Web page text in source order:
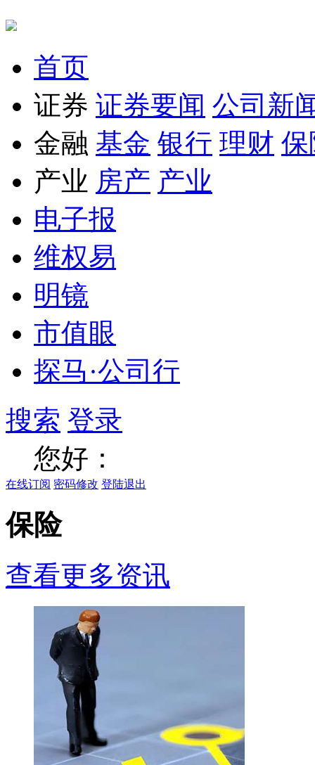
首页
证券 证券要闻 公司新
金融 基金 银行 理财 保
产业 房产 产业
电子报
维权易
明镜
市值眼
探马·公司行
搜索 登录
您好：
在线订阅 密码修改 登陆退出
保险
查看更多资讯